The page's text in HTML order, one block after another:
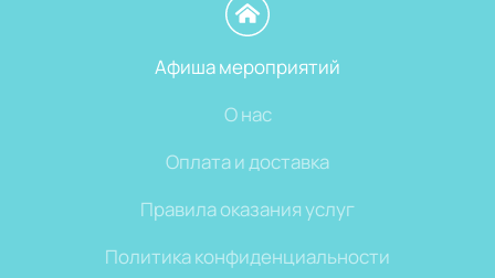
Афиша мероприятий
О нас
Оплата и доставка
Правила оказания услуг
Политика конфиденциальности